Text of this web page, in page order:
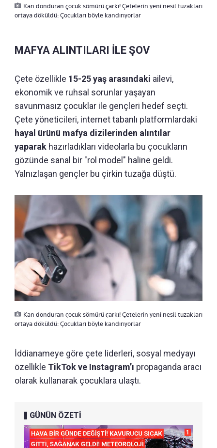
Kan donduran çocuk sömürü çarkı! Çetelerin yeni nesil tuzakları
ortaya döküldü: Çocukları böyle kandırıyorlar
MAFYA ALINTILARI İLE ŞOV
Çete özellikle 15-25 yaş arasındaki ailevi,
ekonomik ve ruhsal sorunlar yaşayan
savunmasız çocuklar ile gençleri hedef seçti.
Çete yöneticileri, internet tabanlı platformlardaki
hayal ürünü mafya dizilerinden alıntılar
yaparak hazırladıkları videolarla bu çocukların
gözünde sanal bir "rol model" haline geldi.
Yalnızlaşan gençler bu çirkin tuzağa düştü.
Kan donduran çocuk sömürü çarkı! Çetelerin yeni nesil tuzakları
ortaya döküldü: Çocukları böyle kandırıyorlar
İddianameye göre çete liderleri, sosyal medyayı
özellikle TikTok ve Instagram’ı propaganda aracı
olarak kullanarak çocuklara ulaştı.
GÜNÜN ÖZETİ